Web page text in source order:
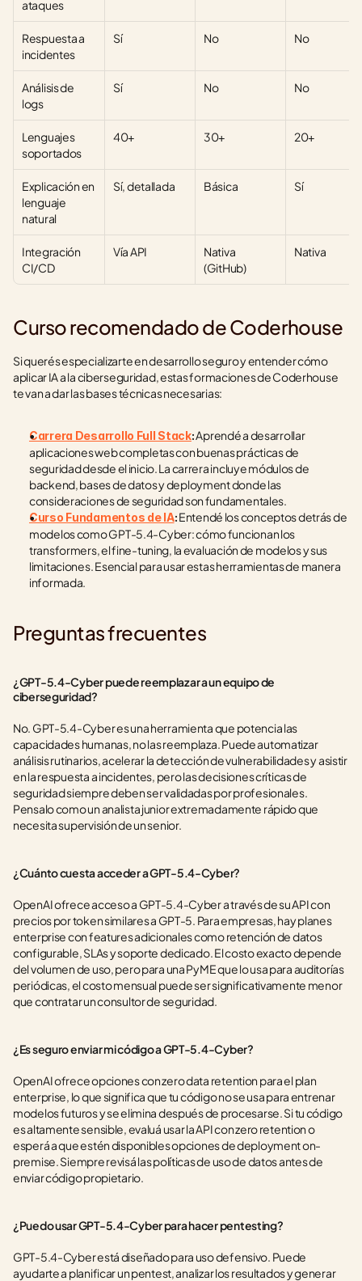
ataques
Respuesta a
incidentes
Sí No No
Análisis de
logs
Sí No No
Lenguajes
soportados
40+ 30+ 20+
Explicación en
lenguaje
natural
Sí, detallada Básica Sí
Integración
CI/CD
Vía API
Nativa
(GitHub)
Nativa
Curso recomendado de Coderhouse
Si querés especializarte en desarrollo seguro y entender cómo
aplicar IA a la ciberseguridad, estas formaciones de Coderhouse
te van a dar las bases técnicas necesarias:
Carrera Desarrollo Full Stack: Aprendé a desarrollar
aplicaciones web completas con buenas prácticas de
seguridad desde el inicio. La carrera incluye módulos de
backend, bases de datos y deployment donde las
consideraciones de seguridad son fundamentales.
Curso Fundamentos de IA: Entendé los conceptos detrás de
modelos como GPT-5.4-Cyber: cómo funcionan los
transformers, el fine-tuning, la evaluación de modelos y sus
limitaciones. Esencial para usar estas herramientas de manera
informada.
Preguntas frecuentes
¿GPT-5.4-Cyber puede reemplazar a un equipo de
ciberseguridad?
No. GPT-5.4-Cyber es una herramienta que potencia las
capacidades humanas, no las reemplaza. Puede automatizar
análisis rutinarios, acelerar la detección de vulnerabilidades y asistir
en la respuesta a incidentes, pero las decisiones críticas de
seguridad siempre deben ser validadas por profesionales.
Pensalo como un analista junior extremadamente rápido que
necesita supervisión de un senior.
¿Cuánto cuesta acceder a GPT-5.4-Cyber?
OpenAI ofrece acceso a GPT-5.4-Cyber a través de su API con
precios por token similares a GPT-5. Para empresas, hay planes
enterprise con features adicionales como retención de datos
configurable, SLAs y soporte dedicado. El costo exacto depende
del volumen de uso, pero para una PyME que lo usa para auditorías
periódicas, el costo mensual puede ser significativamente menor
que contratar un consultor de seguridad.
¿Es seguro enviar mi código a GPT-5.4-Cyber?
OpenAI ofrece opciones con zero data retention para el plan
enterprise, lo que significa que tu código no se usa para entrenar
modelos futuros y se elimina después de procesarse. Si tu código
es altamente sensible, evaluá usar la API con zero retention o
esperá a que estén disponibles opciones de deployment on-
premise. Siempre revisá las políticas de uso de datos antes de
enviar código propietario.
¿Puedo usar GPT-5.4-Cyber para hacer pentesting?
GPT-5.4-Cyber está diseñado para uso defensivo. Puede
ayudarte a planificar un pentest, analizar los resultados y generar